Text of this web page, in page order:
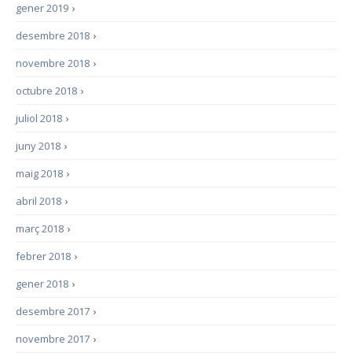
›
gener 2019
›
desembre 2018
›
novembre 2018
›
octubre 2018
›
juliol 2018
›
juny 2018
›
maig 2018
›
abril 2018
›
març 2018
›
febrer 2018
›
gener 2018
›
desembre 2017
›
novembre 2017